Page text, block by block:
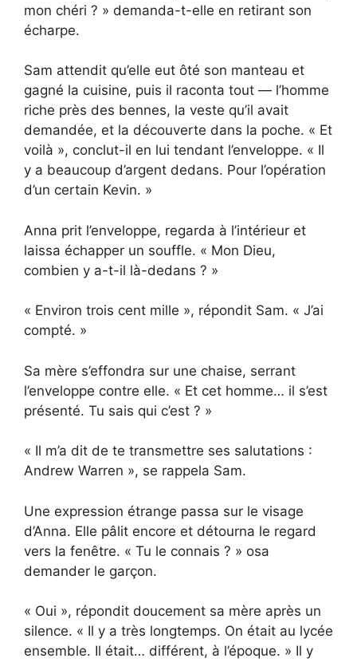
mon chéri ? » demanda-t-elle en retirant son
écharpe.
Sam attendit qu’elle eut ôté son manteau et
gagné la cuisine, puis il raconta tout — l’homme
riche près des bennes, la veste qu’il avait
demandée, et la découverte dans la poche. « Et
voilà », conclut-il en lui tendant l’enveloppe. « Il
y a beaucoup d’argent dedans. Pour l’opération
d’un certain Kevin. »
Anna prit l’enveloppe, regarda à l’intérieur et
laissa échapper un souffle. « Mon Dieu,
combien y a-t-il là-dedans ? »
« Environ trois cent mille », répondit Sam. « J’ai
compté. »
Sa mère s’effondra sur une chaise, serrant
l’enveloppe contre elle. « Et cet homme… il s’est
présenté. Tu sais qui c’est ? »
« Il m’a dit de te transmettre ses salutations :
Andrew Warren », se rappela Sam.
Une expression étrange passa sur le visage
d’Anna. Elle pâlit encore et détourna le regard
vers la fenêtre. « Tu le connais ? » osa
demander le garçon.
« Oui », répondit doucement sa mère après un
silence. « Il y a très longtemps. On était au lycée
ensemble. Il était… différent, à l’époque. » Il y